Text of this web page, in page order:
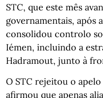
STC, que este mês
governamentais, após
consolidou controlo
Iémen, incluindo a
Hadramout, junto à
O STC rejeitou o
afirmou que apenas